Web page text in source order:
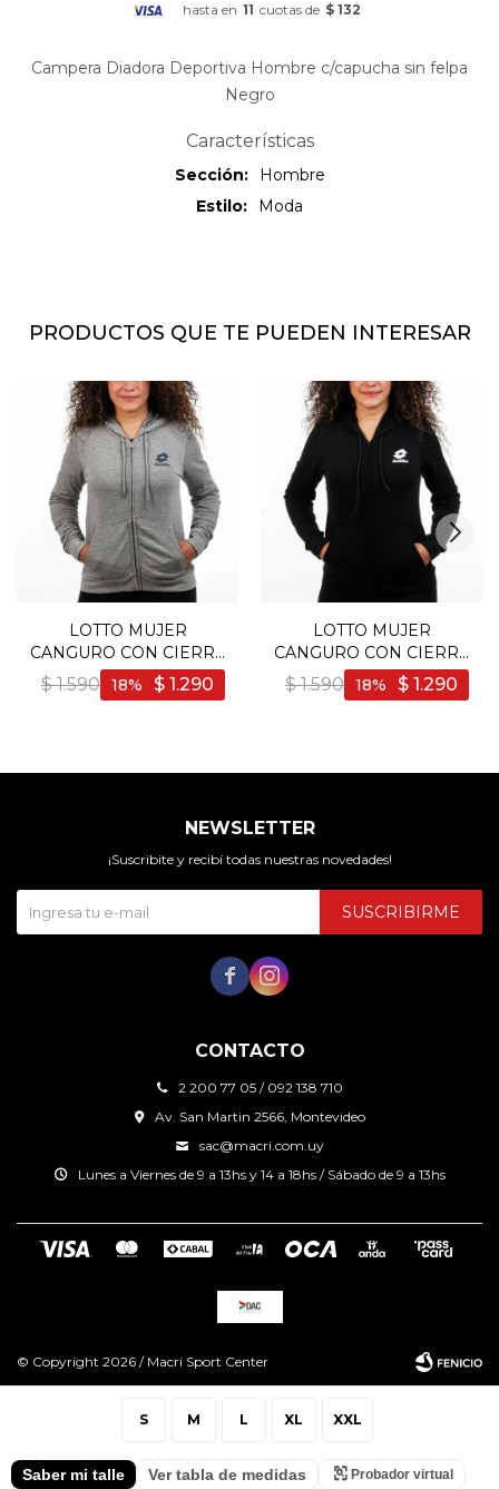
hasta en 11 cuotas de $ 132
Campera Diadora Deportiva Hombre c/capucha sin felpa
Negro
S M L XL XXL
Saber mi talle Ver tabla de medidas Probador virtual
Características
Sección
Hombre
Estilo
Moda
PRODUCTOS QUE TE PUEDEN INTERESAR
LOTTO MUJER
CANGURO CON CIERRE
- GRIS - Gris
$ 1.590 $ 1.290
18
LOTTO MUJER
CANGURO CON CIERRE
- NEGRO - Negro
$ 1.590 $ 1.290
18
CONTACTO
2 200 77 05 / 092 138 710
Av. San Martin 2566, Montevideo
sac@macri.com.uy
Lunes a Viernes de 9 a 13hs y 14 a 18hs / Sábado de 9 a 13hs
NEWSLETTER
¡Suscribite y recibí todas nuestras novedades!
SUSCRIBIRME
 
© Copyright 2026 / Macri Sport Center